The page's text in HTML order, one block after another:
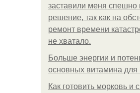
заставили меня спешно
решение, так как на
ремонт времени
не хватало.
Больше энергии и
основных витамина для
Как готовить морковь и